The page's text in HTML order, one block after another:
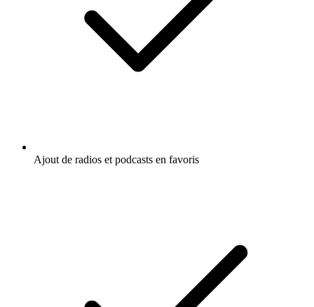
Ajout de radios et podcasts en favoris